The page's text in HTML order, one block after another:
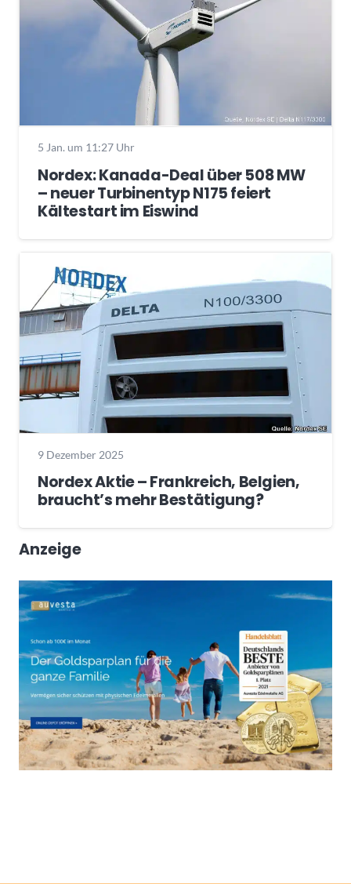
5 Jan. um 11:27 Uhr
Nordex: Kanada-Deal über 508 MW
– neuer Turbinentyp N175 feiert
Kältestart im Eiswind
9 Dezember 2025
Nordex Aktie – Frankreich, Belgien,
braucht’s mehr Bestätigung?
Anzeige